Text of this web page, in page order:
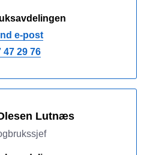
e-post
47 29 76
Lutnæs